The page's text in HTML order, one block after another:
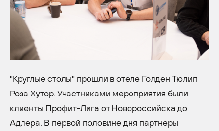
"Круглые столы" прошли в отеле Голден Тюлип
Роза Хутор. Участниками мероприятия были
клиенты Профит-Лига от Новороссийска до
Адлера. В первой половине дня партнеры